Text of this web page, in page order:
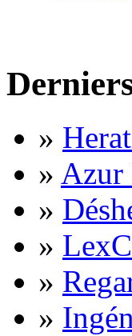
»
» Azur
»
»
»
»